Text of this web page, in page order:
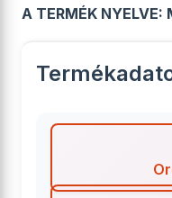
A TERMÉK NYELVE: